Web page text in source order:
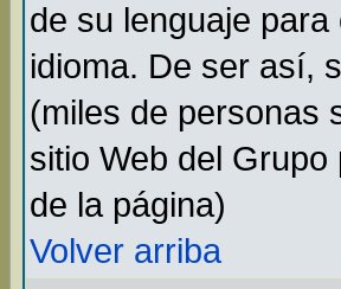
de su lenguaje
idioma. De ser así,
(miles de personas
sitio Web del
de la página)
Volver arriba